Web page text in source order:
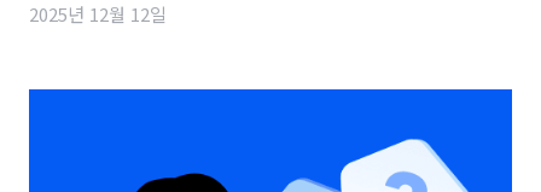
2025년 12월 12일